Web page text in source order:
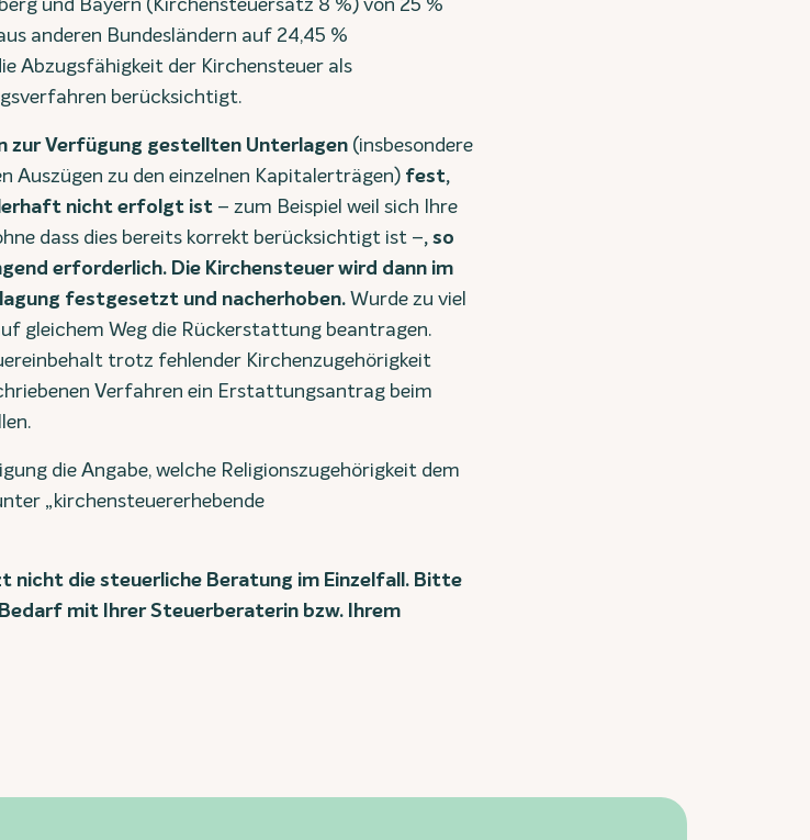
anderen Bundesländern auf 24,45 %
Abzugsfähigkeit der Kirchensteuer als
berücksichtigt.
zur Verfügung gestellten Unterlagen (insbesondere
Auszügen zu den einzelnen Kapitalerträgen) fest,
nicht erfolgt ist – zum Beispiel weil sich Ihre
dass dies bereits korrekt berücksichtigt ist –, so
erforderlich. Die Kirchensteuer wird dann im
festgesetzt und nacherhoben.Wurde zu viel
gleichem Weg die Rückerstattung beantragen.
trotz fehlender Kirchenzugehörigkeit
Verfahren ein Erstattungsantrag beim
die Angabe, welche Religionszugehörigkeit dem
„kirchensteuererhebende
nicht die steuerliche Beratung im Einzelfall. Bitte
mit Ihrer Steuerberaterin bzw. Ihrem